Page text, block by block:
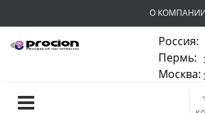
О КОМПАНИИ
Россия:
Пермь:
Москва: